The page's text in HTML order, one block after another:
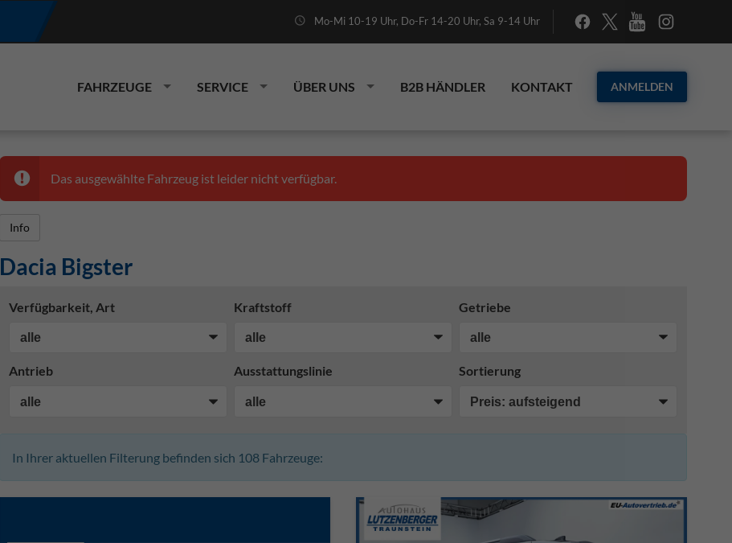
Mo-Mi 10-19 Uhr, Do-Fr 14-20 Uhr, Sa 9-14 Uhr
FAHRZEUGE SERVICE ÜBER UNS B2B HÄNDLER KONTAKT ANMELDEN
Das ausgewählte Fahrzeug ist leider nicht verfügbar.
Info
Dacia Bigster
Verfügbarkeit, Art Kraftstoff Getriebe
Antrieb Ausstattungslinie Sortierung
In Ihrer aktuellen Filterung befinden sich 108Fahrzeuge: